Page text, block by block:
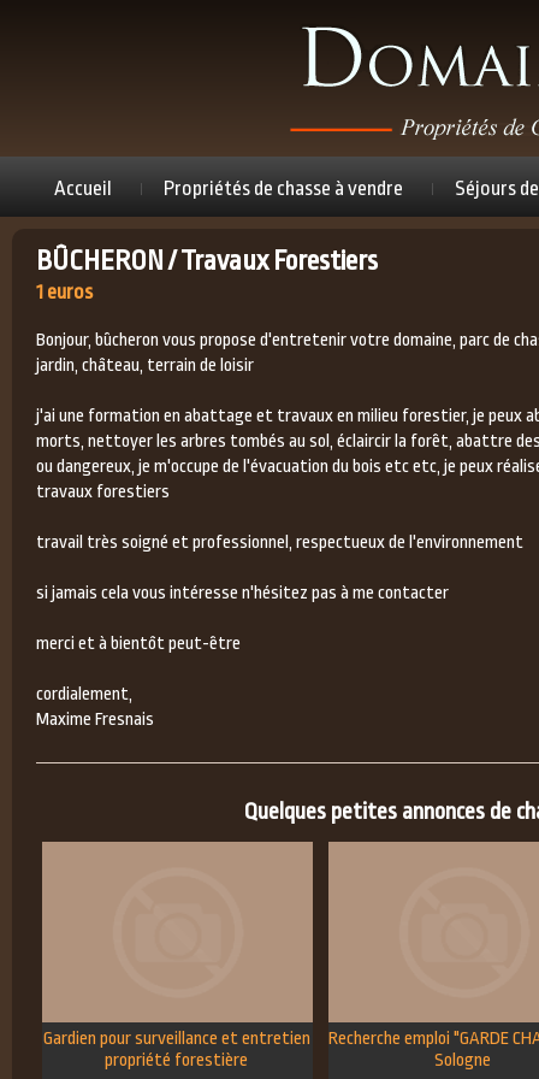
Accueil Propriétés de chasse à vendre Séjours
BÛCHERON / Travaux Forestiers
1 euros
Bonjour, bûcheron vous propose d'entretenir votre domaine, parc de
jardin, château, terrain de loisir
j'ai une formation en abattage et travaux en milieu forestier, je peux
morts, nettoyer les arbres tombés au sol, éclaircir la forêt, abattre
ou dangereux, je m'occupe de l'évacuation du bois etc etc, je peux
travaux forestiers
travail très soigné et professionnel, respectueux de l'environnement
si jamais cela vous intéresse n'hésitez pas à me contacter
merci et à bientôt peut-être
cordialement,
Maxime Fresnais
Quelques petites annonces de
Gardien pour surveillance et entretien
propriété forestière
Recherche emploi "GARDE
Sologne